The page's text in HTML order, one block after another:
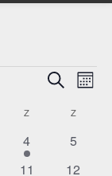
Zoeken
Z ZATERDAG
Z
1
evenement
4
0
5
0
11
0
12